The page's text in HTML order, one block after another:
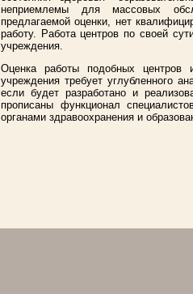
неприемлемы для массовых
предлагаемой оценки, нет
работу. Работа центров по своей
учреждения.
Оценка работы подобных центров
учреждения требует углубленного
если будет разработано и
прописаны функционал
органами здравоохранения и